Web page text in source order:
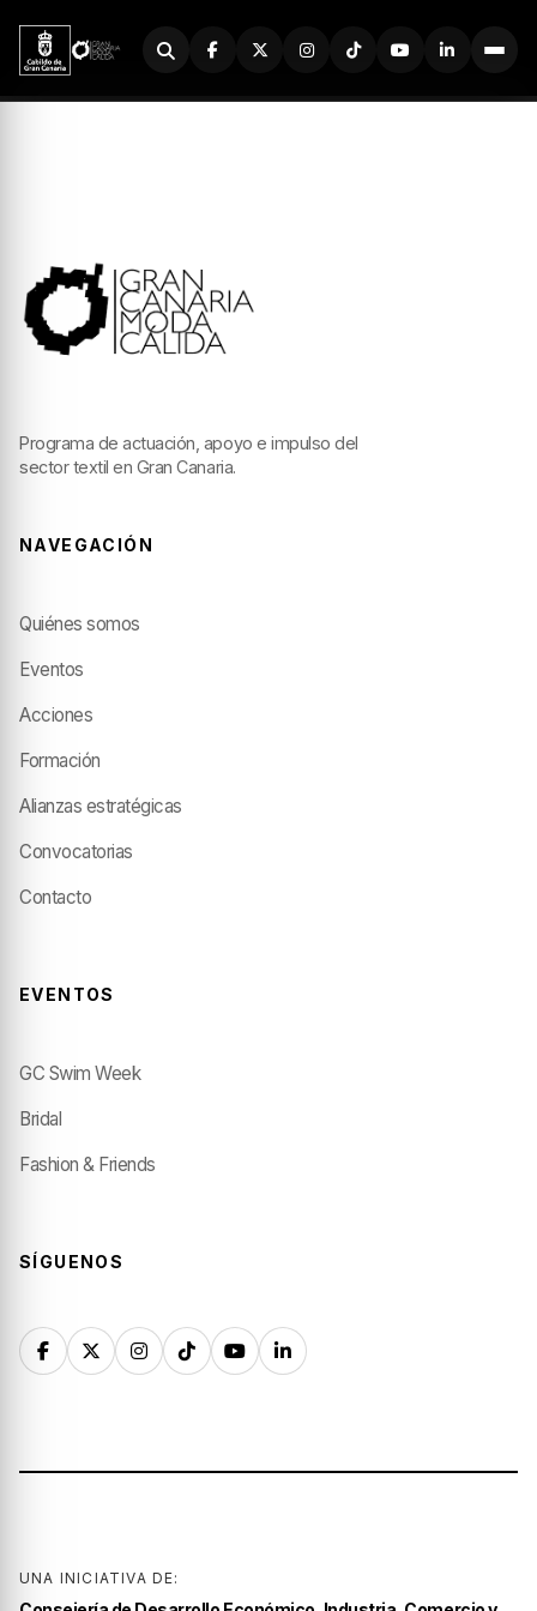
Buscador
Programa de actuación, apoyo e impulso del
sector textil en Gran Canaria.
NAVEGACIÓN
Quiénes somos
Eventos
Acciones
Formación
Alianzas estratégicas
Convocatorias
Contacto
EVENTOS
GC Swim Week
Bridal
Fashion & Friends
SÍGUENOS
UNA INICIATIVA DE: